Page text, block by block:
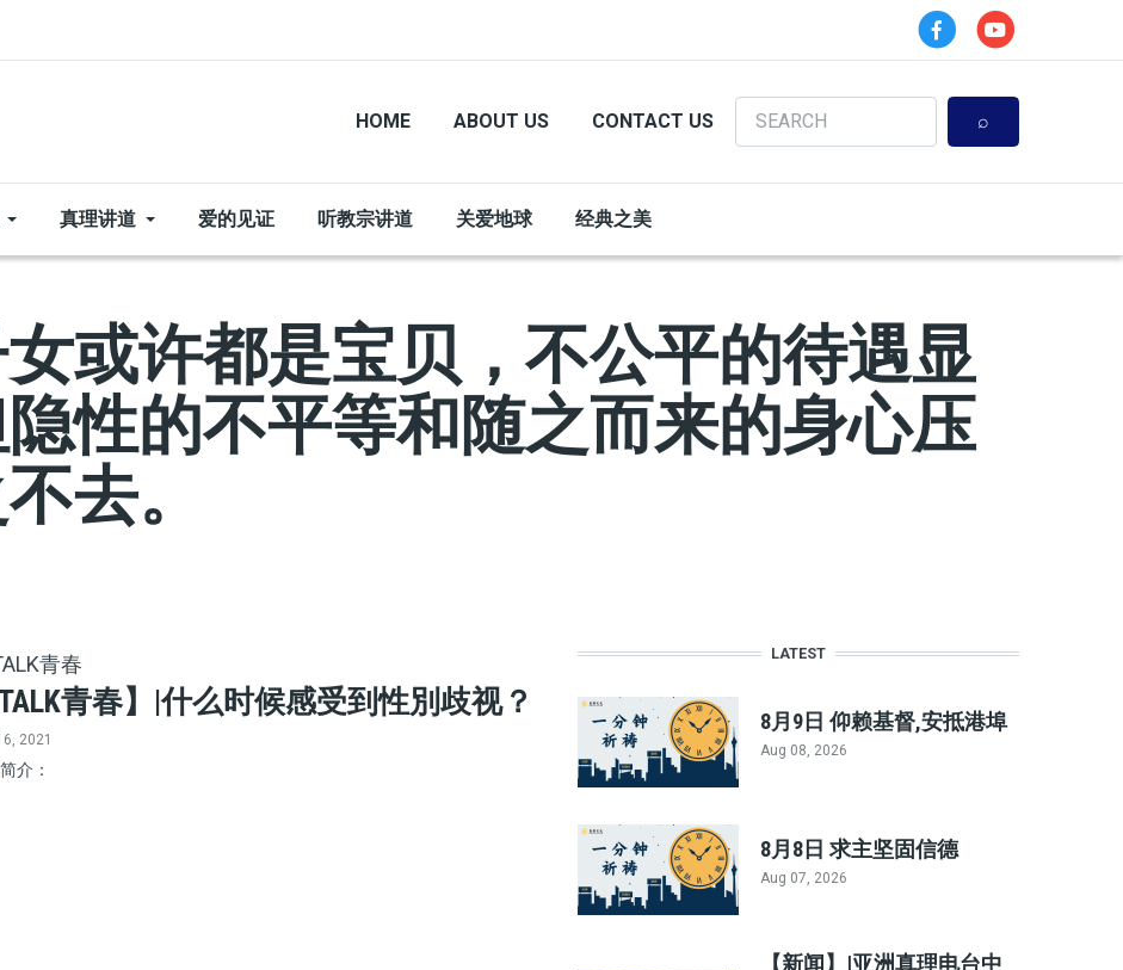
HOME ABOUT US CONTACT US
Search
真理讲道 爱的见证 听教宗讲道 关爱地球 经典之美
或许都是宝贝，不公平的待遇显
性的不平等和随之而来的身心压
去。
青春
TALK青春】|什么时候感受到性別歧视？
2021
介：
LATEST
8月9日 仰赖基督,安抵港埠
Aug 08, 2026
8月8日 求主坚固信德
Aug 07, 2026
【新闻】|亚洲真理电台中